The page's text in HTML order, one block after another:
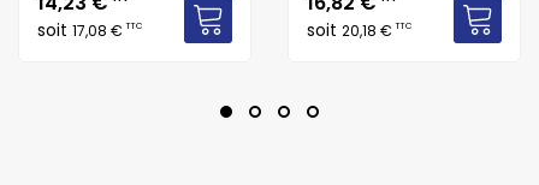
soit 17,08 €TTC soit 20,18 €TTC